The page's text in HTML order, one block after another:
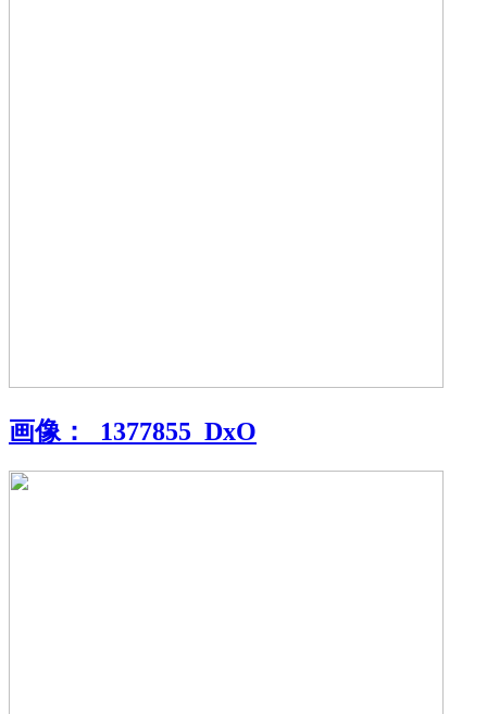
画像： _1377855_DxO